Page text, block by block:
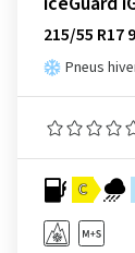
215/55 R17
Pneus
C